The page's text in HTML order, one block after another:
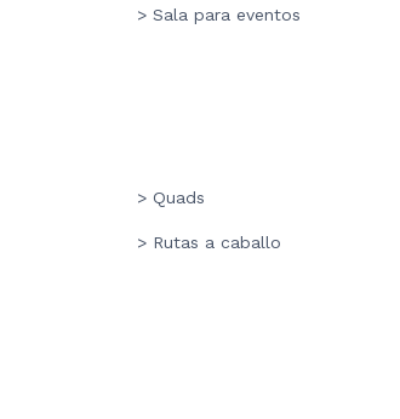
> Sala para eventos
> Quads
> Rutas a caballo